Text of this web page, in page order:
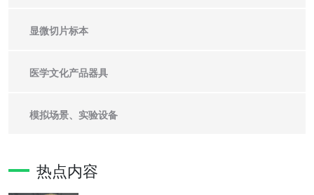
显微切片标本
医学文化产品器具
模拟场景、实验设备
热点内容